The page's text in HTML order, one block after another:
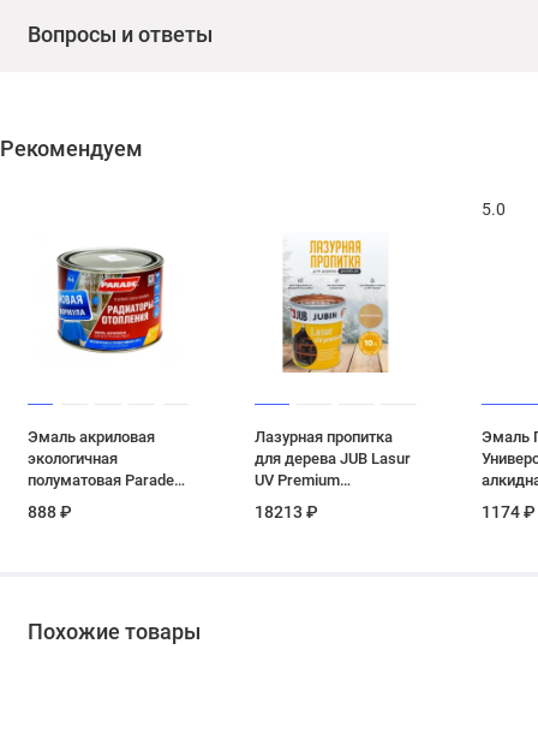
Вопросы и ответы
Рекомендуем
Эмаль акриловая
экологичная
полуматовая Parade
Отопления База А 0,45
888 ₽
Лазурная пропитка
для дерева JUB Lasur
UV Premium
18213 ₽
5.0
Эмаль
кг
1174 ₽
Похожие товары